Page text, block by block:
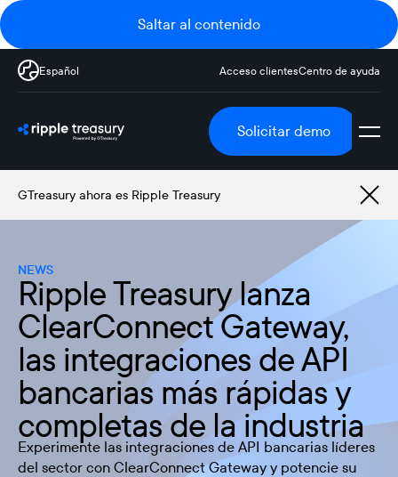
Saltar al contenido
Español Acceso clientesCentro de ayuda
Solicitar demo
GTreasury ahora es Ripple Treasury
NEWS
Ripple Treasury lanza
ClearConnect Gateway,
las integraciones de API
bancarias más rápidas y
completas de la industria
Experimente las integraciones de API bancarias líderes
del sector con ClearConnect Gateway y potencie su